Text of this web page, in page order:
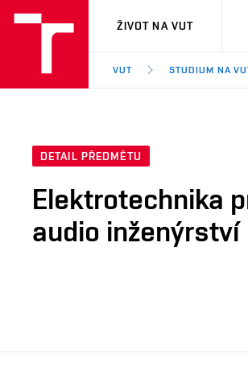
VUT
ŽIVOT NA VUT
VUT STUDIUM NA
DETAIL PŘEDMĚTU
Elektrotechnika
audio inženýrství